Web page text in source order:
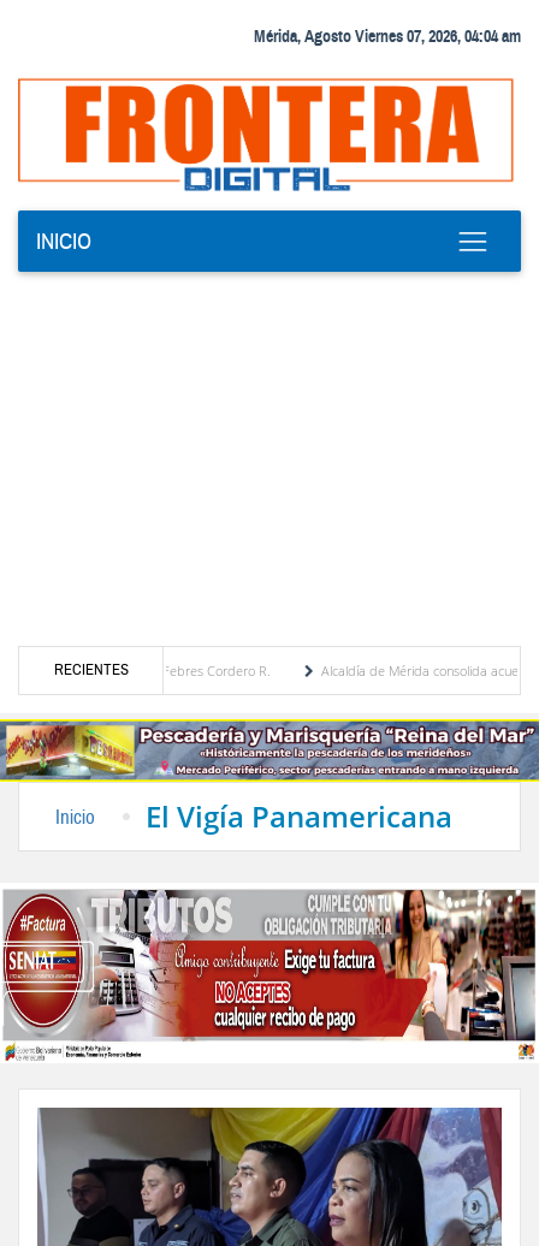
Mérida, Agosto Viernes 07, 2026, 04:04 am
INICIO
RECIENTES
María Eugenia Febres Cordero R.
Alcaldía de Mérida consolida acuerdos con
Inicio El Vigía Panamericana